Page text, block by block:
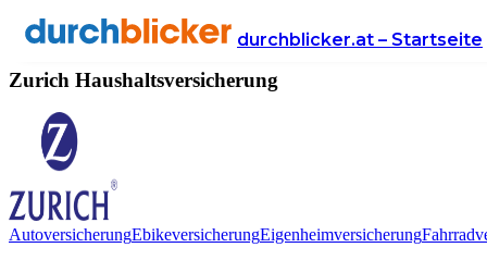
durchblicker.at – Startseite
Anbieter Versicherung haushaltsversicherung Zurich
Zurich Haushaltsversicherung
AutoversicherungEbikeversicherungEigenheimversicherung